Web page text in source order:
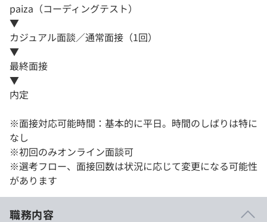
paiza（コーディングテスト）
▼
カジュアル面談／通常面接（1回）
▼
最終面接
▼
内定
※面接対応可能時間：基本的に平日。時間のしばりは特に
なし
※初回のみオンライン面談可
※選考フロー、面接回数は状況に応じて変更になる可能性
があります
職務内容